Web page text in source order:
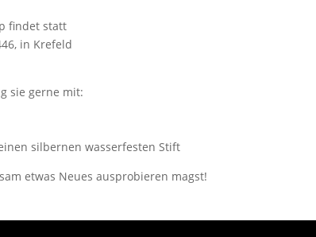
findet statt
in Krefeld
sie gerne mit:
silbernen wasserfesten Stift
etwas Neues ausprobieren magst!